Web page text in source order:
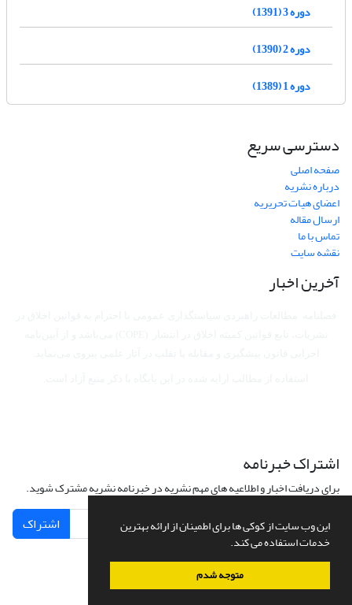
این وب سایت از کوکی ها برای اطمینان از ارائه بهترین
خدمات استفاده می کند.
متوجه شدم
دوره 3 (1391)
دوره 2 (1390)
دوره 1 (1389)
دسترسی سریع
صفحه اصلی
درباره نشریه
اعضای هیات تحریریه
ارسال مقاله
تماس با ما
نقشه سایت
آخرین اخبار
اشتراک خبرنامه
برای دریافت اخبار و اطلاعیه های مهم نشریه در خبرنامه نشریه مشترک شوید.
اشتراک
سامانه مدیریت نشریات علمی.طراحی و پیاده سازی ازسیناوب